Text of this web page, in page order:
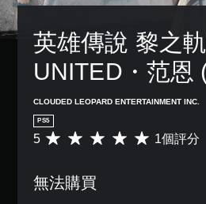
英雄傳說 黎之
UNITED・范恩
CLOUDED LEOPARD ENTERTAINMENT INC.
PS5
平
分
5 1個評分
無法購買